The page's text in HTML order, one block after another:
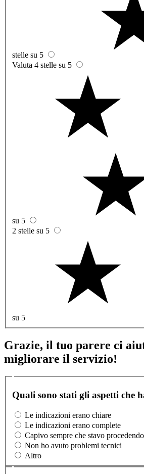
stelle su 5
Valuta 4 stelle su 5
su 5
2 stelle su 5
su 5
Grazie, il tuo parere ci
migliorare il servizio!
Quali sono stati gli aspetti che
Le indicazioni erano chiare
Le indicazioni erano complete
Capivo sempre che stavo
Non ho avuto problemi tecnici
Altro